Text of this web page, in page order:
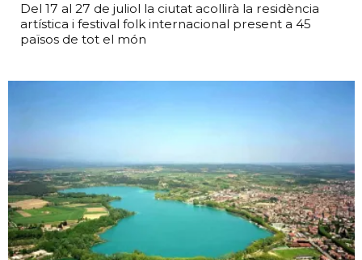
Del 17 al 27 de juliol la ciutat acollirà la residència
artística i festival folk internacional present a 45
països de tot el món